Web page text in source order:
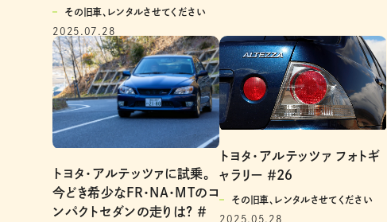
その旧車、レンタルさせてください
2025.07.28
トヨタ・アルテッツァに試乗。
今どき希少なFR・NA・MTのコ
ンパクトセダンの走りは? ＃
トヨタ・アルテッツァ フォトギ
ャラリー ＃2６
その旧車、レンタルさせてください
2025.05.28